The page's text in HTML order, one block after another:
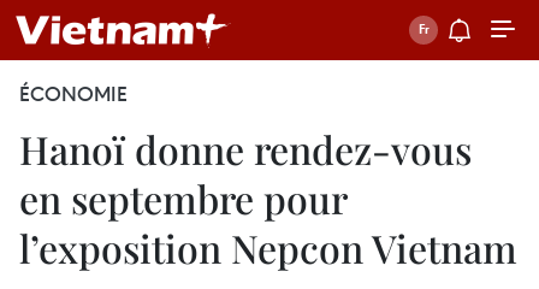
ÉCONOMIE
Hanoï donne rendez-vous
en septembre pour
l’exposition Nepcon Vietnam